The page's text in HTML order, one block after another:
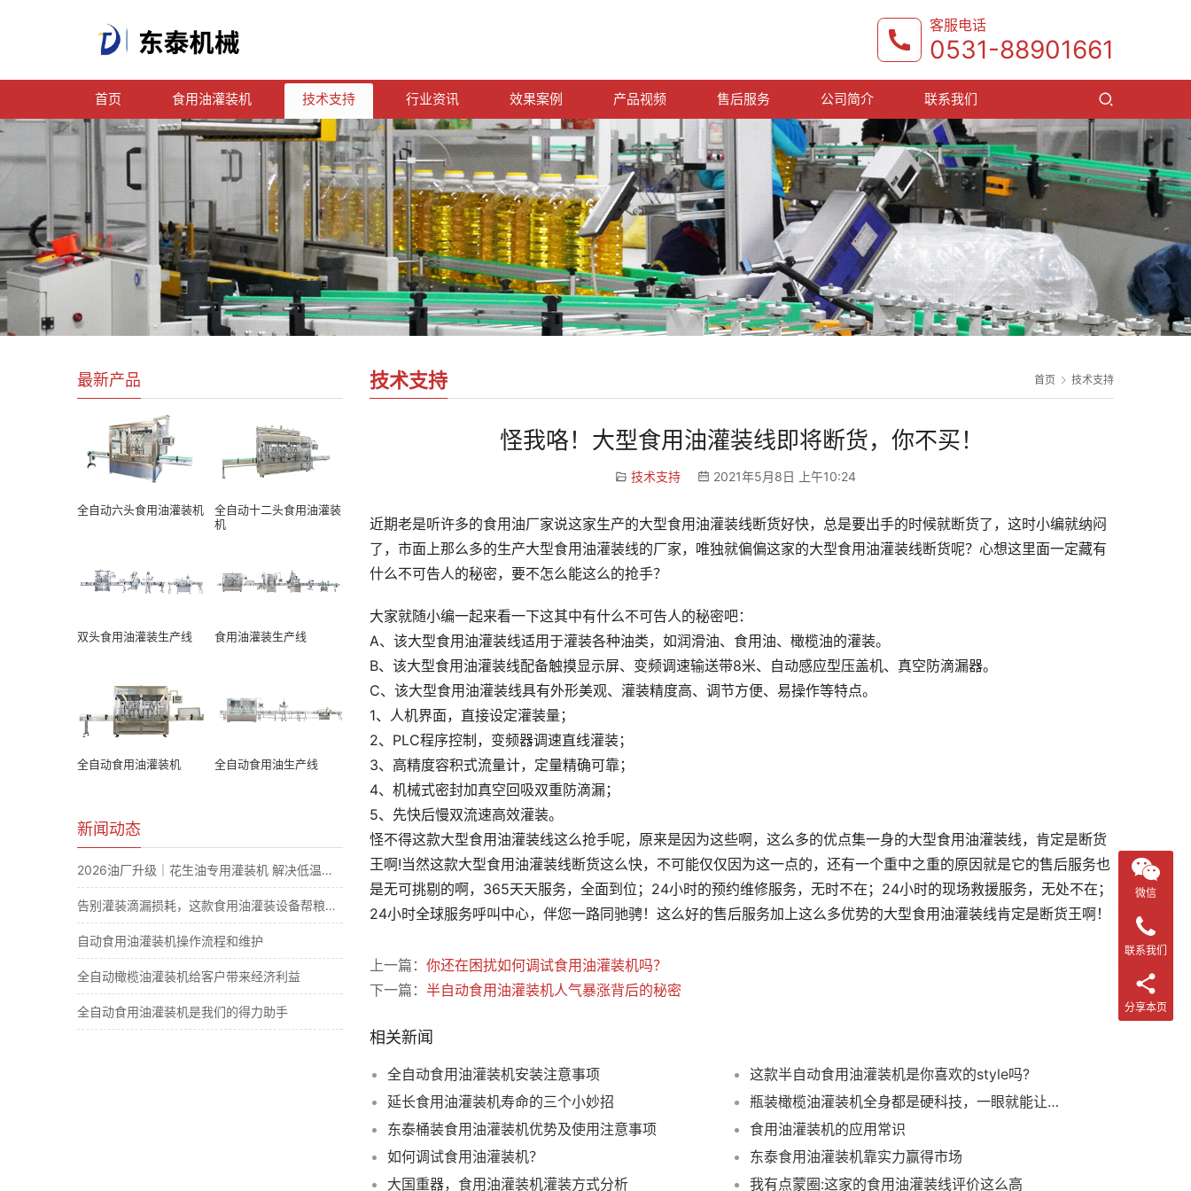
客服电话
0531-88901661
首页 食用油灌装机 技术支持 行业资讯 效果案例 产品视频 售后服务 公司简介 联系我们
首页 技术支持
技术支持
怪我咯！大型食用油灌装线即将断货，你不买！
技术支持 2021年5月8日 上午10:24
近期老是听许多的食用油厂家说这家生产的大型食用油灌装线断货好快，总是要出手的时候就断货了，这时小编就纳闷
了，市面上那么多的生产大型食用油灌装线的厂家，唯独就偏偏这家的大型食用油灌装线断货呢？心想这里面一定藏有
什么不可告人的秘密，要不怎么能这么的抢手？
大家就随小编一起来看一下这其中有什么不可告人的秘密吧：
A、该大型食用油灌装线适用于灌装各种油类，如润滑油、食用油、橄榄油的灌装。
B、该大型食用油灌装线配备触摸显示屏、变频调速输送带8米、自动感应型压盖机、真空防滴漏器。
C、该大型食用油灌装线具有外形美观、灌装精度高、调节方便、易操作等特点。
1、人机界面，直接设定灌装量；
2、PLC程序控制，变频器调速直线灌装；
3、高精度容积式流量计，定量精确可靠；
4、机械式密封加真空回吸双重防滴漏；
5、先快后慢双流速高效灌装。
怪不得这款大型食用油灌装线这么抢手呢，原来是因为这些啊，这么多的优点集一身的大型食用油灌装线，肯定是断货
王啊!当然这款大型食用油灌装线断货这么快，不可能仅仅因为这一点的，还有一个重中之重的原因就是它的售后服务也
是无可挑剔的啊，365天天服务，全面到位；24小时的预约维修服务，无时不在；24小时的现场救援服务，无处不在；
24小时全球服务呼叫中心，伴您一路同驰骋！这么好的售后服务加上这么多优势的大型食用油灌装线肯定是断货王啊！
上一篇： 你还在困扰如何调试食用油灌装机吗？
下一篇： 半自动食用油灌装机人气暴涨背后的秘密
相关新闻
全自动食用油灌装机安装注意事项
这款半自动食用油灌装机是你喜欢的style吗?
延长食用油灌装机寿命的三个小妙招
瓶装橄榄油灌装机全身都是硬科技，一眼就能让你爱上它！
东泰桶装食用油灌装机优势及使用注意事项
食用油灌装机的应用常识
如何调试食用油灌装机？
东泰食用油灌装机靠实力赢得市场
大国重器，食用油灌装机灌装方式分析
我有点蒙圈:这家的食用油灌装线评价这么高
最新产品
全自动六头食用油灌装机
全自动十二头食用油灌装
机
双头食用油灌装生产线 食用油灌装生产线
全自动食用油灌装机 全自动食用油生产线
新闻动态
2026油厂升级｜花生油专用灌装机 解决低温凝固滴漏计量难题
告别灌装滴漏损耗，这款食用油灌装设备帮粮油厂大幅节省原料成本
自动食用油灌装机操作流程和维护
全自动橄榄油灌装机给客户带来经济利益
全自动食用油灌装机是我们的得力助手
微信
联系我们
分享本页